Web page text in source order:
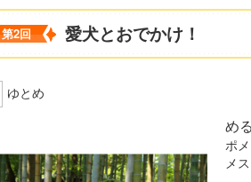
第2回 愛犬とおでかけ！
ゆとめ
め
ポ
メ